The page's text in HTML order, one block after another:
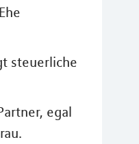
steuerliche
egal